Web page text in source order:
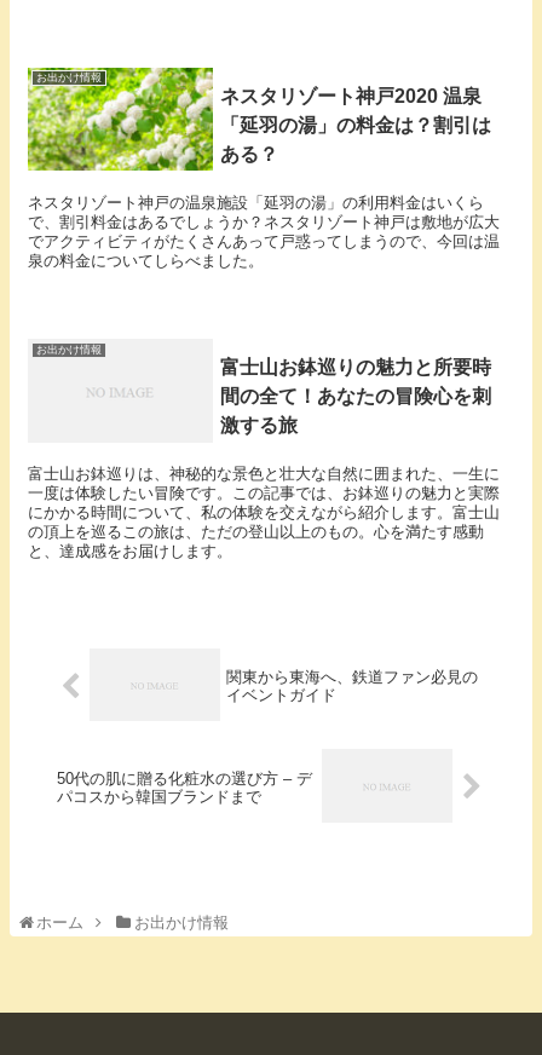
お出かけ情報
ネスタリゾート神戸2020 温泉
「延羽の湯」の料金は？割引は
ある？
ネスタリゾート神戸の温泉施設「延羽の湯」の利用料金はいくら
で、割引料金はあるでしょうか？ネスタリゾート神戸は敷地が広大
でアクティビティがたくさんあって戸惑ってしまうので、今回は温
泉の料金についてしらべました。
お出かけ情報
富士山お鉢巡りの魅力と所要時
間の全て！あなたの冒険心を刺
激する旅
富士山お鉢巡りは、神秘的な景色と壮大な自然に囲まれた、一生に
一度は体験したい冒険です。この記事では、お鉢巡りの魅力と実際
にかかる時間について、私の体験を交えながら紹介します。富士山
の頂上を巡るこの旅は、ただの登山以上のもの。心を満たす感動
と、達成感をお届けします。
関東から東海へ、鉄道ファン必見の
イベントガイド
50代の肌に贈る化粧水の選び方 – デ
パコスから韓国ブランドまで
ホーム お出かけ情報